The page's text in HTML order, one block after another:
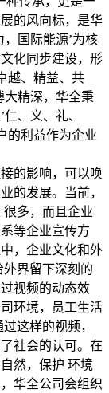
的风向标，是华
国际能源’为核
化同步建设，形
越、精益、共
大精深，华全秉
、义、礼、
的利益作为企业
的影响，可以唤
的发展。当前，
多，而且企业
等企业宣传方
，企业文化和外
界留下深刻的
视频的动态效
环境，员工生活
这样的视频，
社会的认可。在
然，保护 环境
华全公司会组织